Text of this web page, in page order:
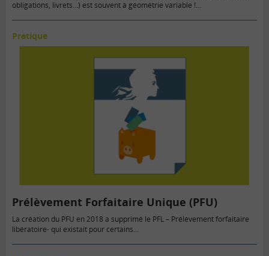
obligations, livrets…) est souvent à géométrie variable !…
Pratique
Prélèvement Forfaitaire Unique (PFU)
La création du PFU en 2018 a supprimé le PFL – Prélèvement forfaitaire
libératoire- qui existait pour certains…